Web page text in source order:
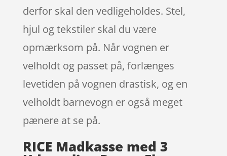
derfor skal den vedligeholdes. Stel,
hjul og tekstiler skal du være
opmærksom på. Når vognen er
velholdt og passet på, forlænges
levetiden på vognen drastisk, og en
velholdt barnevogn er også meget
pænere at se på.
RICE Madkasse med 3